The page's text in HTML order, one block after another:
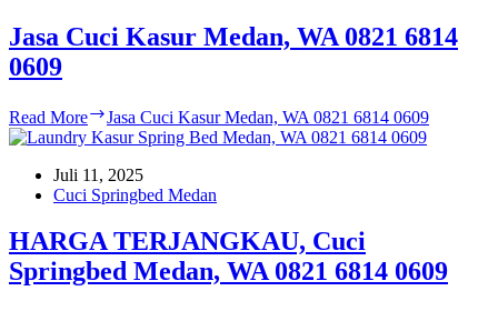
Jasa Cuci Kasur Medan, WA 0821 6814
0609
Read More Jasa Cuci Kasur Medan, WA 0821 6814 0609
Juli 11, 2025
Cuci Springbed Medan
HARGA TERJANGKAU, Cuci
Springbed Medan, WA 0821 6814 0609